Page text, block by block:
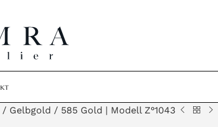
Gelbgold / 585 Gold | Modell Z°1043